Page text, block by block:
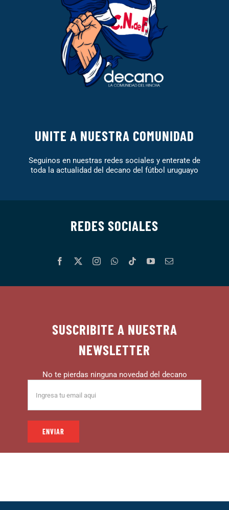
UNITE A NUESTRA COMUNIDAD
Seguinos en nuestras redes sociales y enterate de
toda la actualidad del decano del fútbol uruguayo
REDES SOCIALES
SUSCRIBITE A NUESTRA
NEWSLETTER
No te pierdas ninguna novedad del decano